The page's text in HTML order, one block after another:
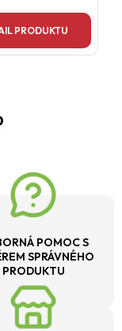
PRODUKTU
POMOC S
SPRÁVNÉHO
PRODUKTU